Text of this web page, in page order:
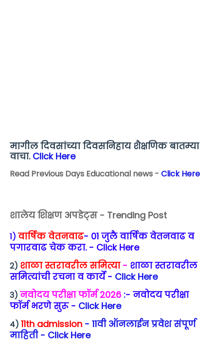
मागील दिवसांच्या दिवसनिहाय शैक्षणिक बातम्या
वाचा. Click Here
Read Previous Days Educational news - Click Here
शालेय शिक्षण अपडेट्स - Trending Post
1) वार्षिक वेतनवाढ- 01 जुलै वार्षिक वेतनवाढ व
पगारवाढ चेक करा. - Click Here
2) शाळा स्तरावरील समित्या - शाळा स्तरावरील
समित्यांची रचना व कार्ये - Click Here
3) नवोदय परीक्षा फॉर्म 2026 :- नवोदय परीक्षा
फॉर्म भरणे सुरू - Click Here
4) 11th admission - 11वी ऑनलाईन प्रवेश संपूर्ण
माहिती - Click Here